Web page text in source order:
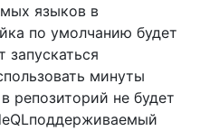
языков в
по умолчанию будет
запускаться
минуты
репозиторий не будет